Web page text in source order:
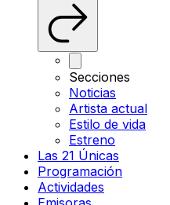
Secciones
Noticias
Artista actual
Estilo de vida
Estreno
Las 21 Únicas
Programación
Actividades